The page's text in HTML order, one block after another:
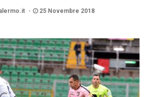
25 Novembre 2018